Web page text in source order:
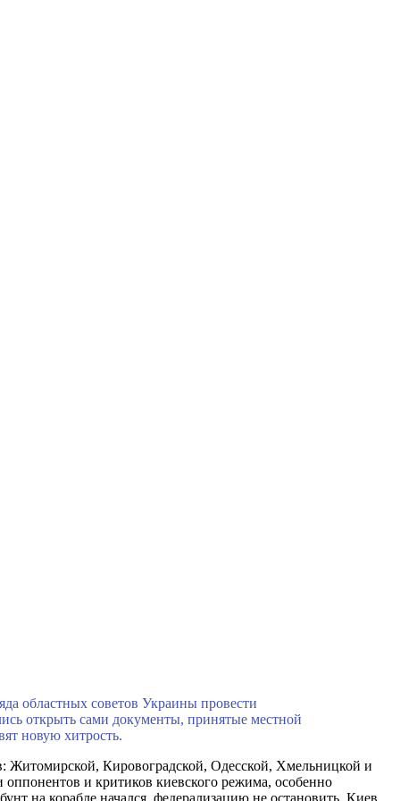
областных советов Украины провести
открыть сами документы, принятые местной
новую хитрость.
Житомирской, Кировоградской, Одесской, Хмельницкой и
и критиков киевского режима, особенно